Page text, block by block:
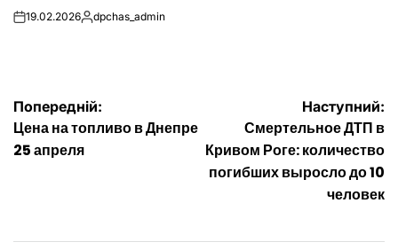
on19.02.2026Опубліковано
dpchas_admin
Навігація
записів
Попередній:
Цена на топливо в Днепре
25 апреля
Наступний:
Смертельное ДТП в
Кривом Роге: количество
погибших выросло до 10
человек